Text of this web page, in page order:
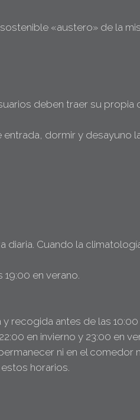
«austero» de la
deben traer su propia
dormir y desayuno
diaria. Cuando la
en verano.
recogida antes de las 10:00
en invierno y 23:00 en
ni en el comedor
horarios.